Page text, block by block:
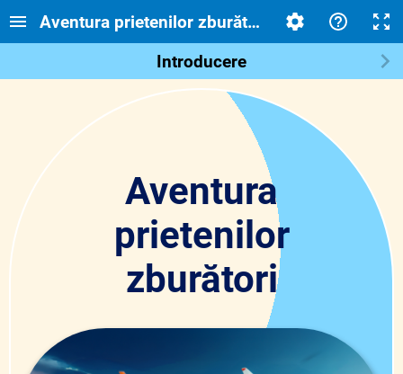
Aventura prietenilor zburători dlc
Introducere
Aventura
prietenilor
zburători